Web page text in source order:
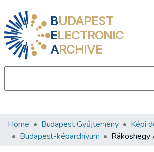
BUDAPEST
ELECTRONIC
ARCHIVE
Communities & Collections
Home Budapest Gyűjtemény
Képi
Budapest-képarchívum